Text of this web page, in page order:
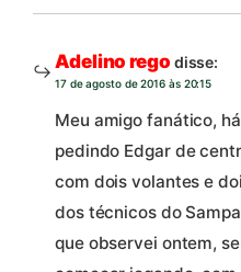
Adelino rego disse:
17 de agosto de 2016 às 20:15
Meu amigo fanático,
pedindo Edgar de
com dois volantes e
dos técnicos do
que observei ontem,